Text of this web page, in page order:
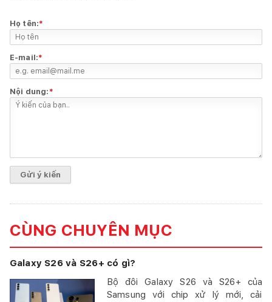
Họ tên:*
E-mail:*
Nội dung: *
CÙNG CHUYÊN MỤC
Galaxy S26 và S26+ có gì?
Bộ đôi Galaxy S26 và S26+ của
Samsung với chip xử lý mới, cải